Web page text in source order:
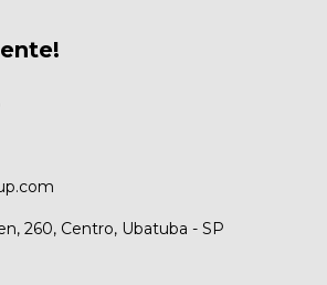
260, Centro, Ubatuba - SP